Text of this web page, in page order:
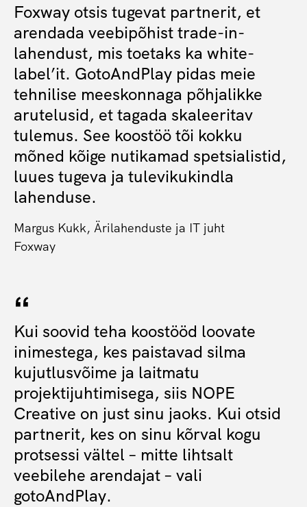
Foxway otsis tugevat partnerit, et
arendada veebipõhist trade-in-
lahendust, mis toetaks ka white-
label’it. GotoAndPlay pidas meie
tehnilise meeskonnaga põhjalikke
arutelusid, et tagada skaleeritav
tulemus. See koostöö tõi kokku
mõned kõige nutikamad spetsialistid,
luues tugeva ja tulevikukindla
lahenduse.
Margus Kukk, Ärilahenduste ja IT juht
Foxway
Kui soovid teha koostööd loovate
inimestega, kes paistavad silma
kujutlusvõime ja laitmatu
projektijuhtimisega, siis NOPE
Creative on just sinu jaoks. Kui otsid
partnerit, kes on sinu kõrval kogu
protsessi vältel – mitte lihtsalt
veebilehe arendajat – vali
gotoAndPlay.